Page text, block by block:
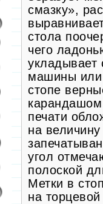
смазку»,
стола
чего
укладывает
машины или
стопе
печати
на
угол
полоской
Метки в
на торцевой